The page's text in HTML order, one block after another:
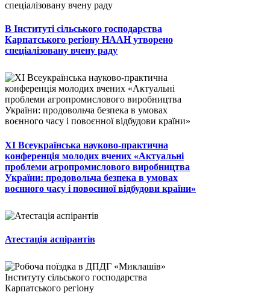
В Інституті сільського господарства
Карпатського регіону НААН утворено
спеціалізовану вчену раду
ХІ Всеукраїнська науково-практична
конференція молодих вчених «Актуальні
проблеми агропромислового виробництва
України: продовольча безпека в умовах
воєнного часу і повоєнної відбудови країни»
Атестація аспірантів